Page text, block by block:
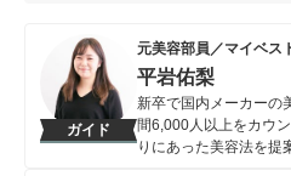
ガイド
元美容部員／マイベス
平岩佑梨
新卒で国内メーカーの
間6,000人以上をカウ
りにあった美容法を提